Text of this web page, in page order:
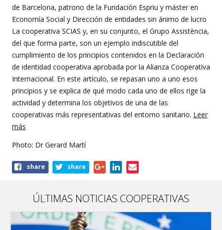
de Barcelona, patrono de la Fundación Espriu y máster en
Economía Social y Dirección de entidades sin ánimo de lucro
La cooperativa SCIAS y, en su conjunto, el Grupo Assistència,
del que forma parte, son un ejemplo indiscutible del
cumplimiento de los principios contenidos en la Declaración
de identidad cooperativa aprobada por la Alianza Cooperativa
Internacional. En este artículo, se repasan uno a uno esos
principios y se explica de qué modo cada uno de ellos rige la
actividad y determina los objetivos de una de las
cooperativas más representativas del entorno sanitario. Leer
más
Photo: Dr Gerard Martí
Shareshare share
ÚLTIMAS NOTICIAS COOPERATIVAS